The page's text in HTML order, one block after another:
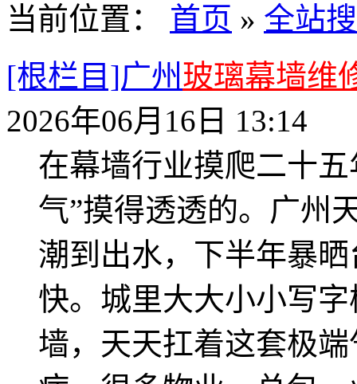
当前位置： 首页 » 全站
[根栏目]广州 玻璃幕墙维
2026年06月16日 13:14
在幕墙行业摸爬二十
气”摸得透透的。广州
潮到出水，下半年暴
快。城里大大小小写
墙，天天扛着这套极